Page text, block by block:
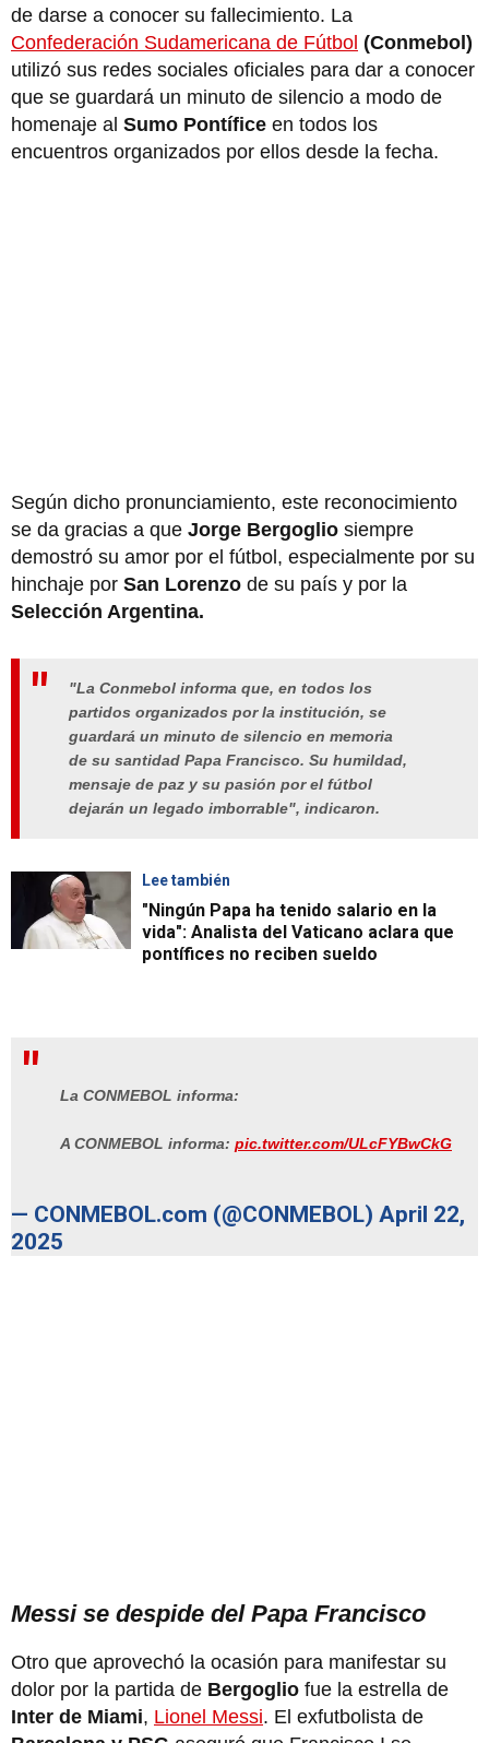
de darse a conocer su fallecimiento. La
Confederación Sudamericana de Fútbol (Conmebol)
utilizó sus redes sociales oficiales para dar a conocer
que se guardará un minuto de silencio a modo de
homenaje al Sumo Pontífice en todos los
encuentros organizados por ellos desde la fecha.
Según dicho pronunciamiento, este reconocimiento
se da gracias a que Jorge Bergoglio siempre
demostró su amor por el fútbol, especialmente por su
hinchaje por San Lorenzo de su país y por la
Selección Argentina.
"La Conmebol informa que, en todos los
partidos organizados por la institución, se
guardará un minuto de silencio en memoria
de su santidad Papa Francisco. Su humildad,
mensaje de paz y su pasión por el fútbol
dejarán un legado imborrable", indicaron.
Lee también
"Ningún Papa ha tenido salario en la
vida": Analista del Vaticano aclara que
pontífices no reciben sueldo
La CONMEBOL informa:
A CONMEBOL informa: pic.twitter.com/ULcFYBwCkG
— CONMEBOL.com (@CONMEBOL) April 22,
2025
Messi se despide del Papa Francisco
Otro que aprovechó la ocasión para manifestar su
dolor por la partida de Bergoglio fue la estrella de
Inter de Miami, Lionel Messi. El exfutbolista de